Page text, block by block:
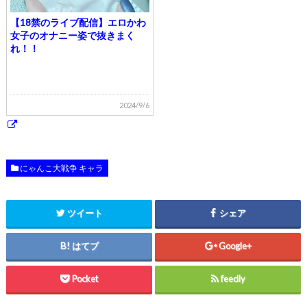
【18禁のライブ配信】エロかわ
女子のオナニー姿で抜きまく
れ！！
2024/9/6
にゃんこ大戦争 キャラ
ツイート シェア
はてブ Google+
Pocket feedly